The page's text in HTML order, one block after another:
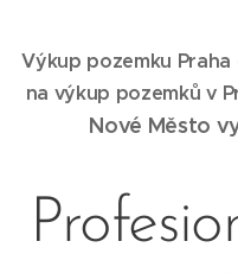
Výkup pozemku
na výkup pozemků v
Nové Město